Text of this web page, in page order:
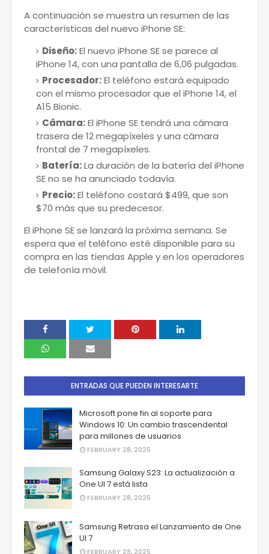
A continuación se muestra un resumen de las
características del nuevo iPhone SE:
Diseño:El nuevo iPhone SE se parece al
iPhone 14, con una pantalla de 6,06 pulgadas.
Procesador:El teléfono estará equipado
con el mismo procesador que el iPhone 14, el
A15 Bionic.
Cámara:El iPhone SE tendrá una cámara
trasera de 12 megapíxeles y una cámara
frontal de 7 megapíxeles.
Batería:La duración de la batería del iPhone
SE no se ha anunciado todavía.
Precio:El teléfono costará $499, que son
$70 más que su predecesor.
El iPhone SE se lanzará la próxima semana. Se
espera que el teléfono esté disponible para su
compra en las tiendas Apple y en los operadores
de telefonía móvil.
ENTRADAS QUE PUEDEN INTERESARTE
Microsoft pone fin al soporte para
Windows 10: Un cambio trascendental
para millones de usuarios
FEBRUARY 28, 2025
Samsung Galaxy S23: La actualización a
One UI 7 está lista
FEBRUARY 28, 2025
Samsung Retrasa el Lanzamiento de One
UI 7
FEBRUARY 28, 2025